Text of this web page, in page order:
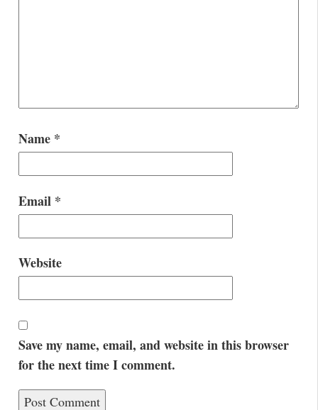
Name *
Email *
Website
Save my name, email, and website in this browser
for the next time I comment.